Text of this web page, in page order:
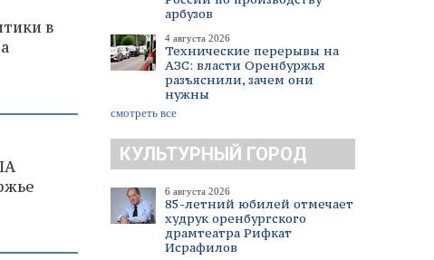
арбузов
4 августа 2026
Технические перерывы на
АЗС: власти Оренбуржья
разъяснили, зачем они
нужны
смотреть все
КУЛЬТУРНЫЙ ГОРОД
6 августа 2026
85-летний юбилей отмечает
худрук оренбургского
драмтеатра Рифкат
Исрафилов
в